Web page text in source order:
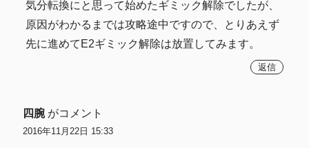
気分転換にと思って始めたギミック解除でしたが、
原因がわかるまでは攻略途中ですので、とりあえず
先に進めてE2ギミック解除は放置してみます。
返信
四腕 がコメント
2016年11月22日 15:33